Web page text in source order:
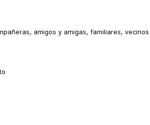
amigos y amigas, familiares,